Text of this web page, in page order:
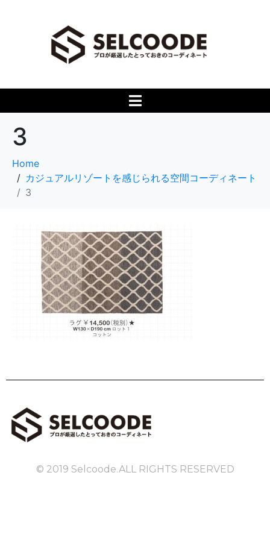
3
Home
カジュアルリゾートを感じられる空間コーディネート
3
© 2019 Selcoode.ALL RIGHTS RESERVED